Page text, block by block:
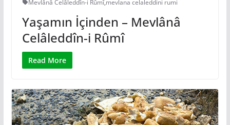
Mevlânâ Celâleddîn-i Rûmî,mevlana celaleddini rumi
Yaşamın İçinden – Mevlânâ
Celâleddîn-i Rûmî
Read More